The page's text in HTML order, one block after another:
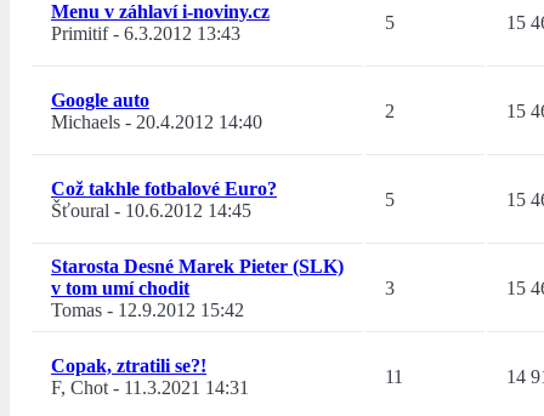
Menu v záhlaví i-noviny.cz
Primitif- 6.3.2012 13:43
5 15
Google auto
Michaels - 20.4.2012 14:40
2 15
Což takhle fotbalové Euro?
Šťoural - 10.6.2012 14:45
5 15
Starosta Desné Marek Pieter (SLK)
v tom umí chodit
Tomas - 12.9.2012 15:42
3 15
Copak, ztratili se?!
F, Chot- 11.3.2021 14:31
11 14